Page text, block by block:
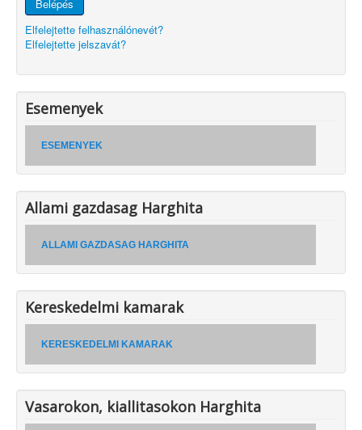
Belépés
Elfelejtette felhasználónevét?
Elfelejtette jelszavát?
Esemenyek
ESEMENYEK
Allami gazdasag Harghita
ALLAMI GAZDASAG HARGHITA
Kereskedelmi kamarak
KERESKEDELMI KAMARAK
Vasarokon, kiallitasokon Harghita